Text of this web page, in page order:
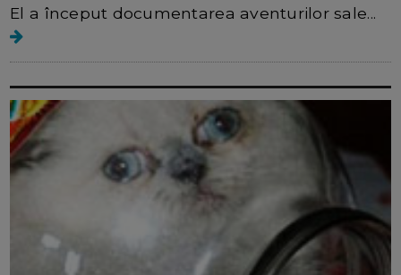
El a început documentarea aventurilor sale...